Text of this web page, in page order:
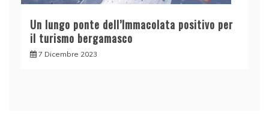
Un lungo ponte dell’Immacolata positivo per
il turismo bergamasco
7 Dicembre 2023